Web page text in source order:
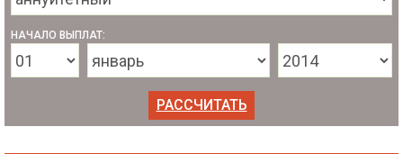
НАЧАЛО ВЫПЛАТ: